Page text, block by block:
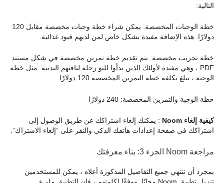
التالية:
خطة الوجبات المخصصة: يمكن شراء خطة وجبات مخصصة مقابل 120
دولارًا. هذه الإضافة مفيدة بشكل خاص لمن لديهم قيود غذائية.
خطة تجريب مخصصة: يتم تقديم خطة تمرين مخصصة في شكل مستند
PDF ، وهي مفيدة لأولئك الذين بدأوا للتو رحلة لياقتهم البدنية. مثل خطة
الوجبة ، تبلغ تكلفة خطة التمرين المخصصة 120 دولارًا.
خطة الوجبة والتمرين المخصصة: 240 دولارًا
كيفية إلغاء Noom
: يمكنك إلغاء اشتراكك عن طريق الوصول إلى
اشتراكك في صفحة إعدادات هاتفك الذكي والنقر على “إلغاء الاشتراك”.
مراجعة Noom الجزء 3: بناء معرفتك
بمجرد أن تنتهي جميع التفاصيل المذكورة أعلاه ، يمكن للمستخدمين
تنزيل تطبيق Noom مجانًا. ووفقًا لكلمتهم ، فإن التطبيق مليء